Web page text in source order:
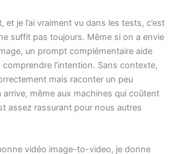
et je l’ai vraiment vu dans les tests, c’est
suffit pas toujours. Même si on a envie
un prompt complémentaire aide
comprendre l’intention. Sans contexte,
mais raconter un peu
arrive, même aux machines qui coûtent
assez rassurant pour nous autres
vidéo image-to-video, je donne